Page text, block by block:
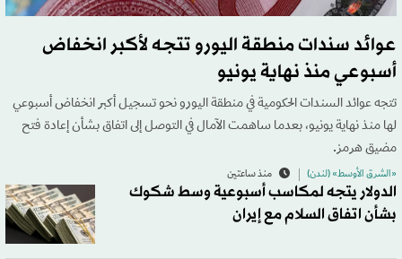
عوائد سندات منطقة اليورو تتجه لأكبر انخفاض
أسبوعي منذ نهاية يونيو
تتجه عوائد السندات الحكومية في منطقة اليورو نحو تسجيل أكبر انخفاض أسبوعي
لها منذ نهاية يونيو، بعدما ساهمت الآمال في التوصل إلى اتفاق بشأن إعادة فتح
مضيق هرمز.
«الشرق الأوسط» (لندن) منذ ساعتين
الدولار يتجه لمكاسب أسبوعية وسط شكوك
بشأن اتفاق السلام مع إيران